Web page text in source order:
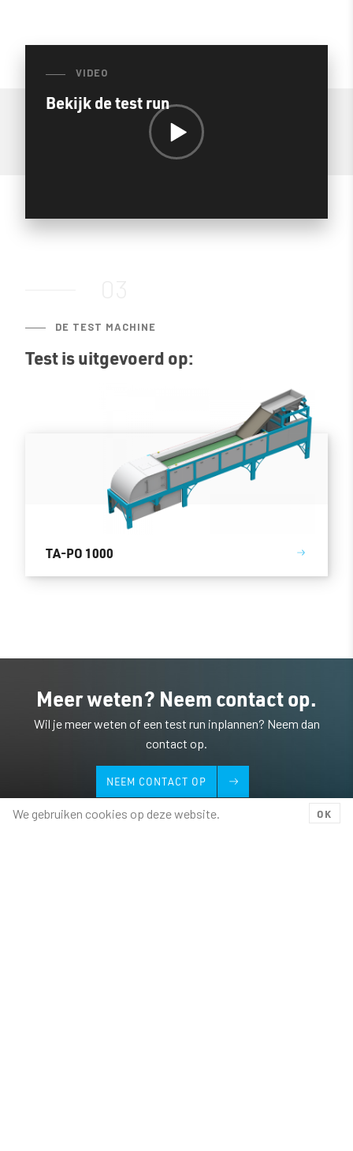
VIDEO
Bekijk de test run
DE TEST MACHINE
Test is uitgevoerd op:
TA-PO 1000
Meer weten? Neem contact op.
Wil je meer weten of een test run inplannen? Neem dan
contact op.
NEEM CONTACT OP
We gebruiken cookies op deze website. OK